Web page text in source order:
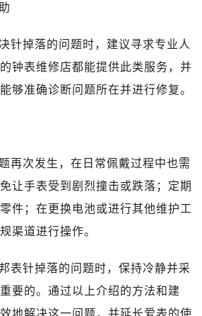
针掉落的问题时，建议寻求专业人
钟表维修店都能提供此类服务，并
够准确诊断问题所在并进行修复。
再次发生，在日常佩戴过程中也需
让手表受到剧烈撞击或跌落；定期
件；在更换电池或进行其他维护工
渠道进行操作。
表针掉落的问题时，保持冷静并采
要的。通过以上介绍的方法和建